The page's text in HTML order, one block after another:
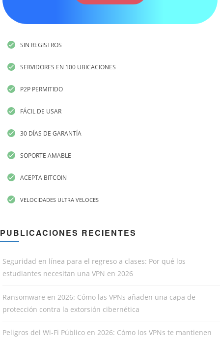
SIN REGISTROS
SERVIDORES EN 100 UBICACIONES
P2P PERMITIDO
FÁCIL DE USAR
30 DÍAS DE GARANTÍA
SOPORTE AMABLE
ACEPTA BITCOIN
VELOCIDADES ULTRA VELOCES
PUBLICACIONES RECIENTES
Seguridad en línea para el regreso a clases: Por qué los
estudiantes necesitan una VPN en 2026
Ransomware en 2026: Cómo las VPNs añaden una capa de
protección contra la extorsión cibernética
Peligros del Wi-Fi Público en 2026: Cómo los VPNs te mantienen